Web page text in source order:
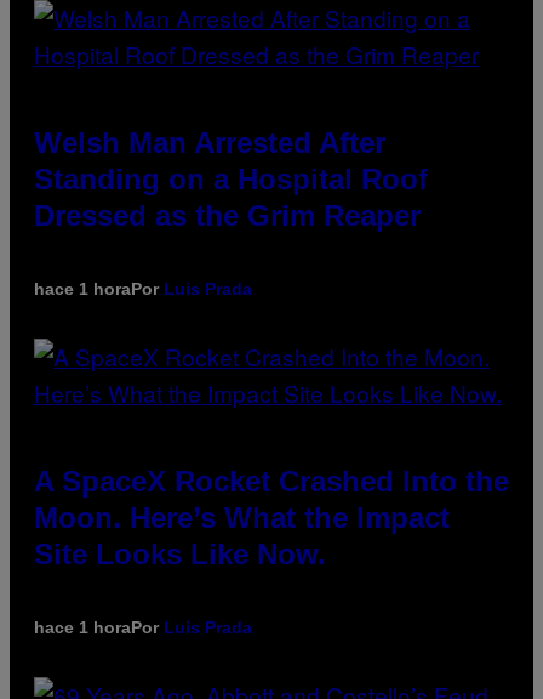
Welsh Man Arrested After
Standing on a Hospital Roof
Dressed as the Grim Reaper
hace 1 horaPor Luis Prada
A SpaceX Rocket Crashed Into the
Moon. Here’s What the Impact
Site Looks Like Now.
hace 1 horaPor Luis Prada